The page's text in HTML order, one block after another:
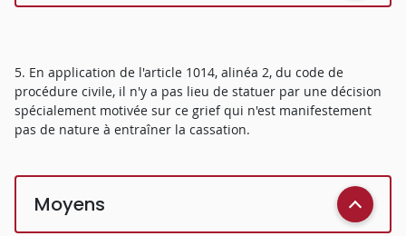
5. En application de l'article 1014, alinéa 2, du code de
procédure civile, il n'y a pas lieu de statuer par une décision
spécialement motivée sur ce grief qui n'est manifestement
pas de nature à entraîner la cassation.
Moyens